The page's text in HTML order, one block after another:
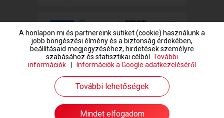
www.randivonal.hu © Copyright 1999-2026 Dating Central Europe Zrt.
A honlapon mi és partnereink sütiket (cookie) használunk a
jobb böngészési élmény és a biztonság érdekében,
beállításaid megjegyzéséhez, hirdetések személyre
szabásához és statisztikai célból. További
információk
Információk a Google adatkezeléséről
További lehetőségek
Mindet elfogadom